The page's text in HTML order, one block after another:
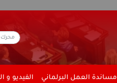
مساندة العمل البرلماني الفيديو و